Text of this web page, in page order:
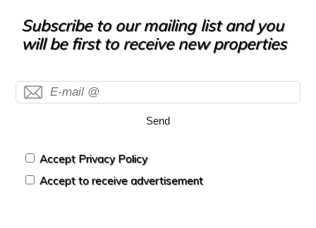
Subscribe to our mailing list and you
will be first to receive new properties
Send
Accept Privacy Policy
Accept to receive advertisement